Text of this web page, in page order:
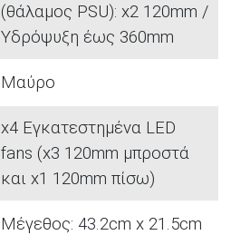
(θάλαμος PSU): x2 120mm /
Υδρόψυξη έως 360mm
Μαύρο
x4 Εγκατεστημένα LED
fans (x3 120mm μπροστά
και x1 120mm πίσω)
Μέγεθος: 43.2cm x 21.5cm